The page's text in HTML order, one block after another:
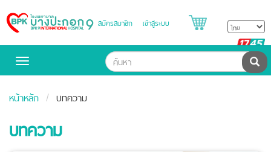
Bangpakok
Hospital
สมัครสมาชิก เข้าสู่ระบบ
Toggle
ค้น
หน้าหลัก บทความ
บทความ